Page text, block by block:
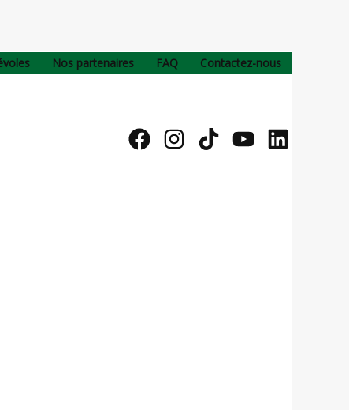
Nos partenaires FAQ Contactez-nous